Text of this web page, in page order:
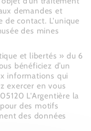
demandes et
de contact. L'unique
des mines
et libertés » du 6
bénéficiez d’un
informations qui
exercer en vous
L'Argentière la
des motifs
des données